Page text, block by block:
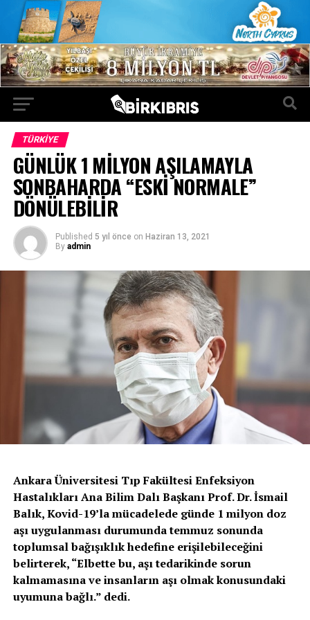
TÜRKIYE
GÜNLÜK 1 MİLYON AŞILAMAYLA
SONBAHARDA “ESKİ NORMALE”
DÖNÜLEBİLİR
Published 5 yıl önce on Haziran 13, 2021
By admin
Ankara Üniversitesi Tıp Fakültesi Enfeksiyon
Hastalıkları Ana Bilim Dalı Başkanı Prof. Dr. İsmail
Balık, Kovid-19’la mücadelede günde 1 milyon doz
aşı uygulanması durumunda temmuz sonunda
toplumsal bağışıklık hedefine erişilebileceğini
belirterek, “Elbette bu, aşı tedarikinde sorun
kalmamasına ve insanların aşı olmak konusundaki
uyumuna bağlı.” dedi.